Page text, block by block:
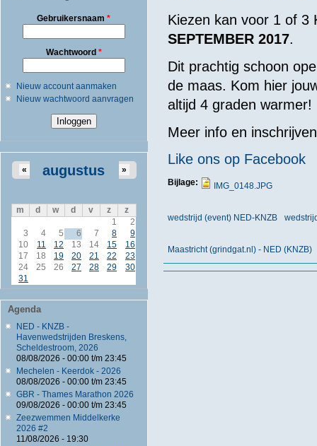
Gebruikersnaam*
Wachtwoord *
Nieuw account aanmaken
Nieuw wachtwoord aanvragen
augustus
« »
m d w d v z
z
1
2
3
4 5 6 7 8
9
10
11 12 13 14 15
16
17
18 19 20 21 22
23
24
25 26 27 28 29
30
31
Agenda
NED - KNZB -
Havenwedstrijden Breskens,
Scheldestroom, 2026
08/08/2026 - 00:00t/m 23:45
Mechelen - Keerdok - 2026
08/08/2026 - 00:00t/m 23:45
GBR - Thames Marathon 2026
09/08/2026 - 00:00t/m 23:45
Zeezwemmen Middelkerke
2026 #2
11/08/2026 - 19:30
Kiezen kan voor 1 of 3
SEPTEMBER 2017.
Dit prachtig schoon
de maas. Kom hier
altijd 4 graden warmer!
Meer info en
Like ons op Facebook
Bijlage: IMG_0148.JPG
wedstrijd (event) NED-KNZB
Maastricht (grindgat.nl) - NED (KNZB)